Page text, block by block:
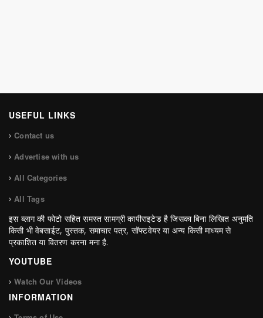
USEFUL LINKS
Contact us
Advertise with us
All Categories
All Tags
इस ब्लाग की फोटो सहित समस्त सामग्री कापीराइटेड है जिसका बिना लिखित अनुमति
किसी भी वेबसाईट, पुस्तक, समाचार पत्र, सॉफ्टवेयर या अन्य किसी माध्यम से
प्रकाशित या वितरण करना मना है.
YOUTUBE
Watch Our Videos
INFORMATION